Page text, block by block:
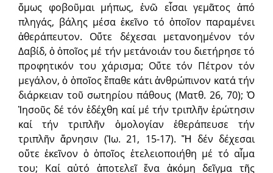
ὅμως φοβοῦμαι μήπως, ἐνῶ εἶσαι γεμᾶτος ἀπό
πληγάς, βάλης μέσα ἐκεῖνο τό ὁποῖον παραμένει
ἀθεράπευτον. Οὔτε δέχεσαι μετανοημένον τόν
Δαβίδ, ὁ ὁποῖος μέ τήν μετάνοιάν του διετήρησε τό
προφητικόν του χάρισμα; Οὔτε τόν Πέτρον τόν
μεγάλον, ὁ ὁποῖος ἔπαθε κάτι ἀνθρώπινον κατά τήν
διάρκειαν τοῦ σωτηρίου πάθους (Ματθ. 26, 70); Ὁ
Ἰησοῦς δέ τόν ἐδέχθη καί μέ τήν τριπλῆν ἐρώτησιν
καί τήν τριπλῆν ὁμολογίαν ἐθεράπευσε τήν
τριπλῆν ἄρνησιν (Ἰω. 21, 15-17). Ἤ δέν δέχεσαι
οὔτε ἐκεῖνον ὁ ὁποῖος ἐτελειοποιήθη μέ τό αἷμα
του; Καί αὐτό ἀποτελεῖ ἕνα ἀκόμη δεῖγμα τῆς